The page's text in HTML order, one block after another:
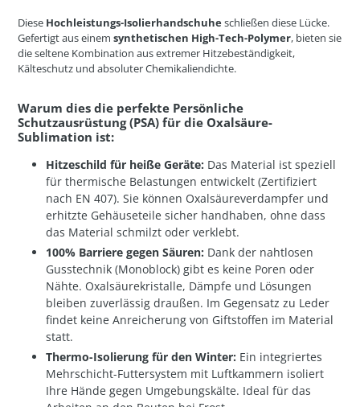
Diese Hochleistungs-Isolierhandschuheschließen diese Lücke.
Gefertigt aus einem synthetischen High-Tech-Polymer, bieten sie
die seltene Kombination aus extremer Hitzebeständigkeit,
Kälteschutz und absoluter Chemikaliendichte.
Warum dies die perfekte Persönliche
Schutzausrüstung (PSA) für die Oxalsäure-
Sublimation ist:
Hitzeschild für heiße Geräte: Das Material ist speziell
für thermische Belastungen entwickelt (Zertifiziert
nach EN 407). Sie können Oxalsäureverdampfer und
erhitzte Gehäuseteile sicher handhaben, ohne dass
das Material schmilzt oder verklebt.
100% Barriere gegen Säuren: Dank der nahtlosen
Gusstechnik (Monoblock) gibt es keine Poren oder
Nähte. Oxalsäurekristalle, Dämpfe und Lösungen
bleiben zuverlässig draußen. Im Gegensatz zu Leder
findet keine Anreicherung von Giftstoffen im Material
statt.
Thermo-Isolierung für den Winter: Ein integriertes
Mehrschicht-Futtersystem mit Luftkammern isoliert
Ihre Hände gegen Umgebungskälte. Ideal für das